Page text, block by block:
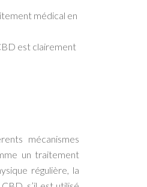
médical en
est clairement
mécanismes
un traitement
régulière, la